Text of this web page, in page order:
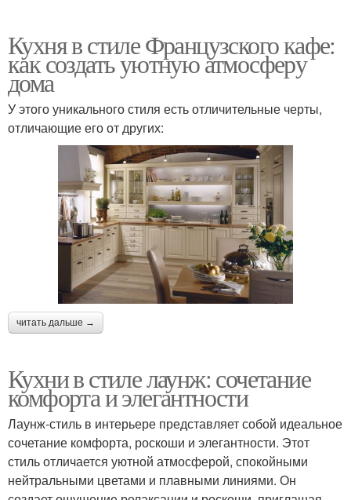
Кухня в стиле Французского кафе:
как создать уютную атмосферу
дома
У этого уникального стиля есть отличительные черты,
отличающие его от других:
читать дальше →
Кухни в стиле лаунж: сочетание
комфорта и элегантности
Лаунж-стиль в интерьере представляет собой идеальное
сочетание комфорта, роскоши и элегантности. Этот
стиль отличается уютной атмосферой, спокойными
нейтральными цветами и плавными линиями. Он